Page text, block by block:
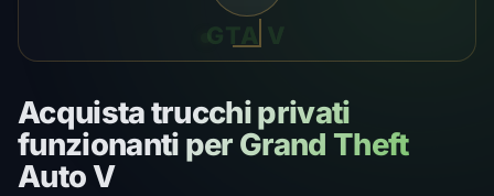
Acquista trucchi privati ​​
funzionanti per Grand Theft
Auto V
GTA V